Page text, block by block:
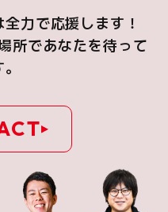
力で応援します！
所であなたを待って